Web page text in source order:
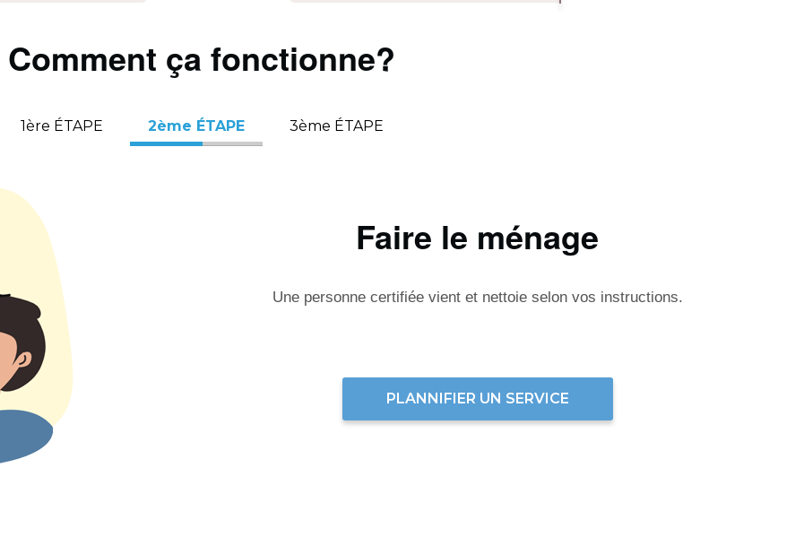
Comment ça fonctionne?
1ère ÉTAPE 2ème ÉTAPE 3ème ÉTAPE
Faire le ménage
Une personne certifiée vient et nettoie selon vos instructions.
PLANNIFIER UN SERVICE